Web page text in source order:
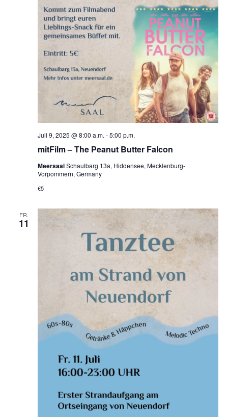
mitFilm – The Peanut Butter Falcon
Juli 9, 2025 @ 8:00 a.m. -5:00 p.m.
MeersaalSchaulbarg 13a, Hiddensee, Mecklenburg-
Vorpommern, Germany
€5
FR.
11